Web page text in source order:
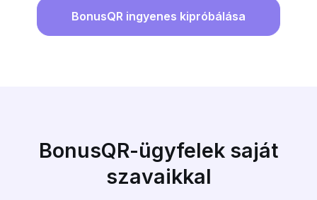
BonusQR ingyenes kipróbálása
BonusQR-ügyfelek saját
szavaikkal